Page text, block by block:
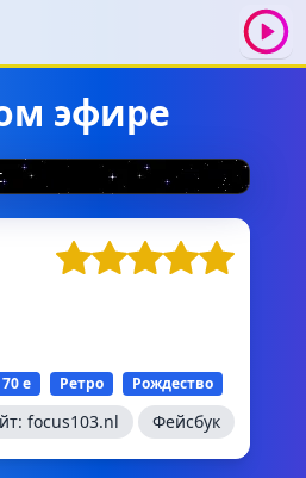
эфире
70 е Ретро Рождество
focus103.nl Фейсбук